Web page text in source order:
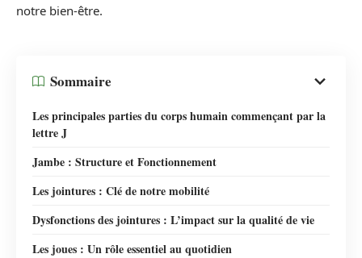
notre bien-être.
Sommaire
Les principales parties du corps humain commençant par la
lettre J
Jambe : Structure et Fonctionnement
Les jointures : Clé de notre mobilité
Dysfonctions des jointures : L’impact sur la qualité de vie
Les joues : Un rôle essentiel au quotidien